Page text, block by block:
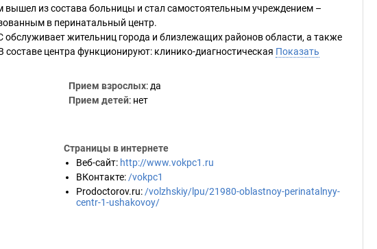
из состава больницы и стал самостоятельным учреждением –
в перинатальный центр.
жительниц города и близлежащих районов области, а также
центра функционируют: клинико-диагностическая Показать
Прием взрослых: да
Прием детей: нет
Страницы в интернете
Веб-сайт: http://www.vokpc1.ru
ВКонтакте: /vokpc1
Prodoctorov.ru: /volzhskiy/lpu/21980-oblastnoy-perinatalnyy-
centr-1-ushakovoy/